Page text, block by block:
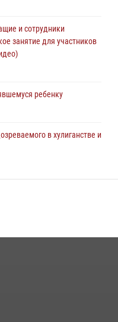
национальной гвардии
и сотрудники
занятие для участников
ребенку
в хулиганстве и
в ведомственные вузы
подозреваемых в